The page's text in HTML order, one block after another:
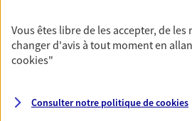
Prévoyance
contrat prévoyance. Préservez
d'accident ou de maladie en
Vous êtes libre de les accepter, de
changer d'avis à tout moment en
cookies"
Consulter notre politique decookies